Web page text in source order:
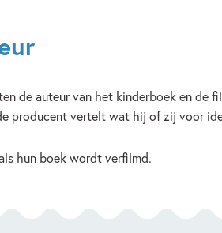
de auteur van het kinderboek en de
producent vertelt wat hij of zij voor
hun boek wordt verfilmd.